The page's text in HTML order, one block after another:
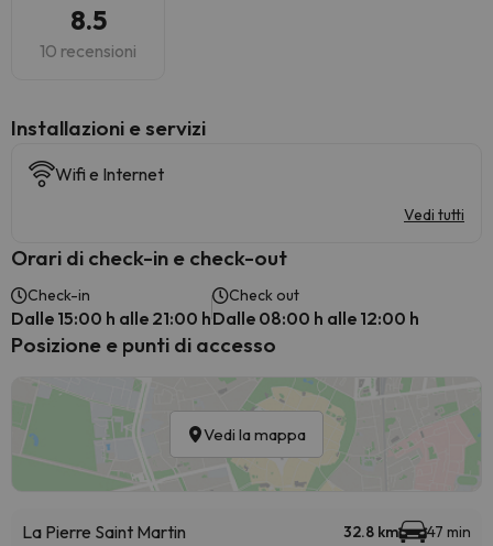
8.5
10 recensioni
Installazioni e servizi
Wifi e Internet
Vedi tutti
Orari di check-in e check-out
Check-in
Dalle 15:00 h alle 21:00 h
Check out
Dalle 08:00 h alle 12:00 h
Posizione e punti di accesso
Vedi la mappa
La Pierre Saint Martin 32.8 km 47 min